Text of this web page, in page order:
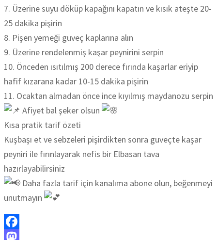
7. Üzerine suyu döküp kapağını kapatın ve kısık ateşte 20-
25 dakika pişirin
8. Pişen yemeği guveç kaplarına alın
9. Üzerine rendelenmiş kaşar peynirini serpin
10. Önceden ısıtılmış 200 derece fırında kaşarlar eriyip
hafif kızarana kadar 10-15 dakika pişirin
11. Ocaktan almadan önce ince kıyılmış maydanozu serpin
Afiyet bal şeker olsun
Kısa pratik tarif özeti
Kuşbaşı et ve sebzeleri pişirdikten sonra guveçte kaşar
peyniri ile fırınlayarak nefis bir Elbasan tava
hazırlayabilirsiniz
Daha fazla tarif için kanalıma abone olun, beğenmeyi
unutmayın
Facebook